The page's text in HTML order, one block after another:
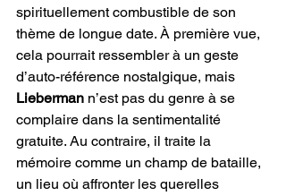
spirituellement combustible de son
thème de longue date. À première vue,
cela pourrait ressembler à un geste
d’auto-référence nostalgique, mais
Lieberman n’est pas du genre à se
complaire dans la sentimentalité
gratuite. Au contraire, il traite la
mémoire comme un champ de bataille,
un lieu où affronter les querelles